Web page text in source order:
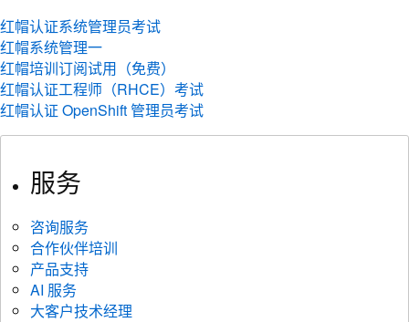
红帽认证系统管理员考试
红帽系统管理一
红帽培训订阅试用（免费）
红帽认证工程师（RHCE）考试
红帽认证 OpenShift 管理员考试
服务
咨询服务
合作伙伴培训
产品支持
AI 服务
大客户技术经理